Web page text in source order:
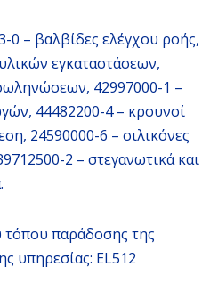
0 – βαλβίδες ελέγχου ροής,
εγκαταστάσεων,
42997000-1 –
44482200-4 – κρουνοί
24590000-6 – σιλικόνες
2 – στεγανωτικά και
τόπου παράδοσης της
υπηρεσίας: EL512